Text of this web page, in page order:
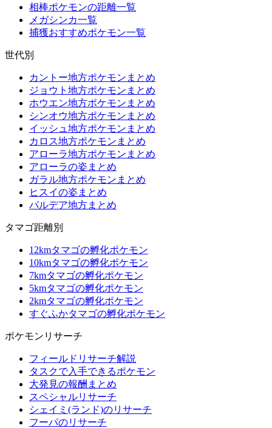
相棒ポケモンの距離一覧
メガシンカ一覧
捕獲おすすめポケモン一覧
世代別
カントー地方ポケモンまとめ
ジョウト地方ポケモンまとめ
ホウエン地方ポケモンまとめ
シンオウ地方ポケモンまとめ
イッシュ地方ポケモンまとめ
カロス地方ポケモンまとめ
アローラ地方ポケモンまとめ
アローラの姿まとめ
ガラル地方ポケモンまとめ
ヒスイの姿まとめ
パルデア地方まとめ
タマゴ距離別
12kmタマゴの孵化ポケモン
10kmタマゴの孵化ポケモン
7kmタマゴの孵化ポケモン
5kmタマゴの孵化ポケモン
2kmタマゴの孵化ポケモン
すぐふかタマゴの孵化ポケモン
ポケモンリサーチ
フィールドリサーチ解説
タスクで入手できるポケモン
大発見の報酬まとめ
スペシャルリサーチ
シェイミ(ランド)のリサーチ
フーパのリサーチ